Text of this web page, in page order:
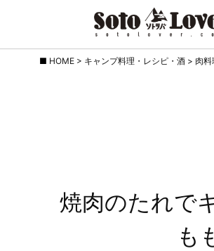
HOME > キャンプ料理・レシピ・酒 > 肉料
焼肉のたれで
も